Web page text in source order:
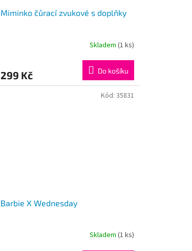
Miminko čůrací zvukové s doplňky
Skladem (1 ks)
299 Kč Do košíku
Barbie X Wednesday
Skladem (1 ks)
Kód: 35831